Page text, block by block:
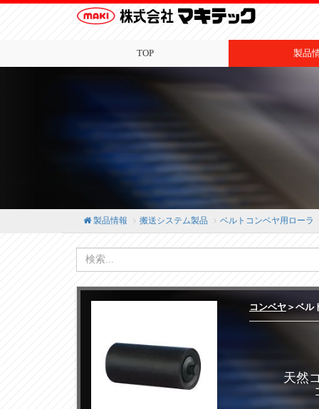
TOP 製品
製品情報 搬送システム製品 ベルトコンベヤ用ローラ
コンベヤ ＞ベル
天然